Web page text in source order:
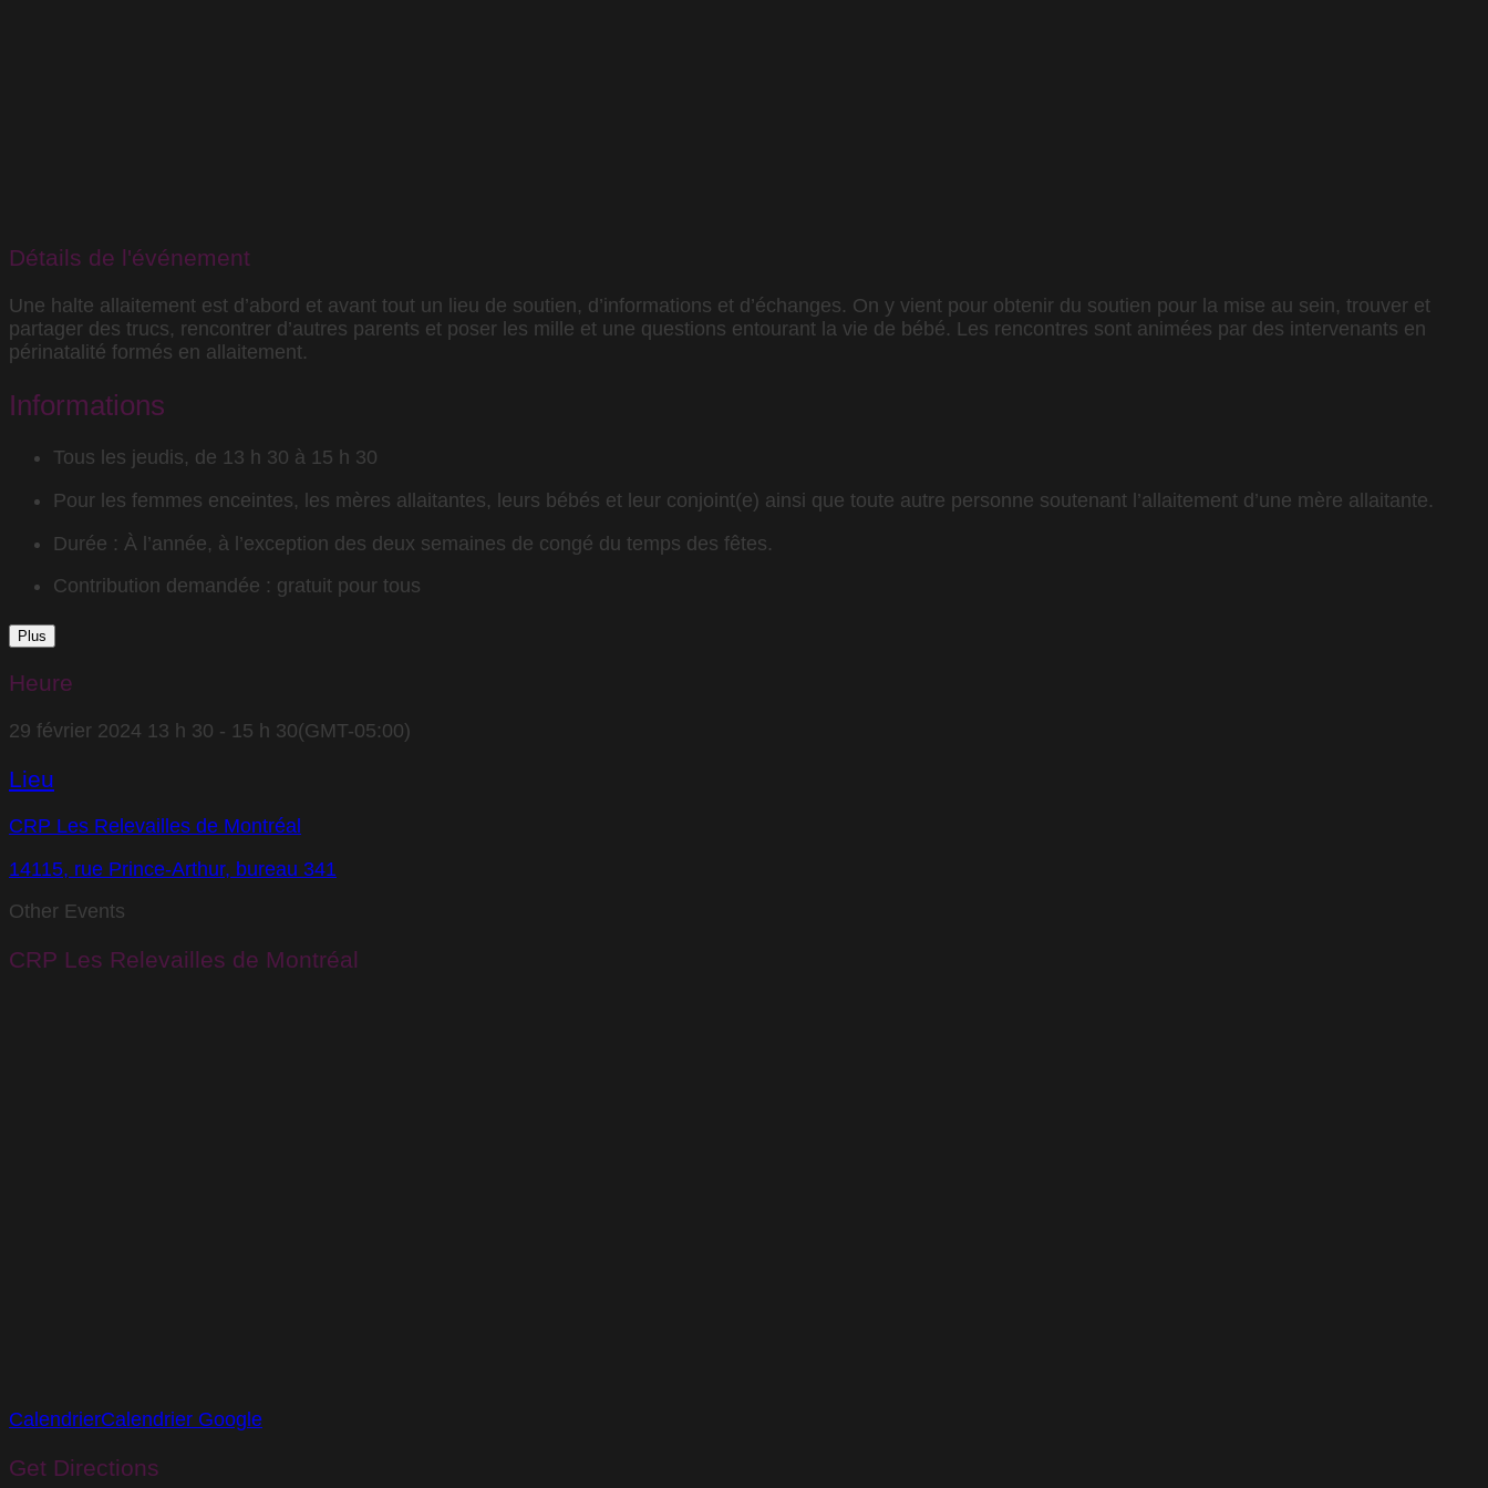
Détails de l'événement
Une halte allaitement est d’abord et avant tout un lieu de soutien, d’informations et d’échanges. On y vient pour obtenir du soutien pour la mise au sein, trouver et
partager des trucs, rencontrer d’autres parents et poser les mille et une questions entourant la vie de bébé. Les rencontres sont animées par des intervenants en
périnatalité formés en allaitement.
Informations
Tous les jeudis, de 13 h 30 à 15 h 30
Pour les femmes enceintes, les mères allaitantes, leurs bébés et leur conjoint(e) ainsi que toute autre personne soutenant l’allaitement d’une mère allaitante.
Durée : À l’année, à l’exception des deux semaines de congé du temps des fêtes.
Contribution demandée : gratuit pour tous
Plus
Heure
29 février 2024 13 h 30 - 15 h 30(GMT-05:00)
Lieu
CRP Les Relevailles de Montréal
14115, rue Prince-Arthur, bureau 341
Other Events
CRP Les Relevailles de Montréal
CalendrierCalendrier Google
Get Directions